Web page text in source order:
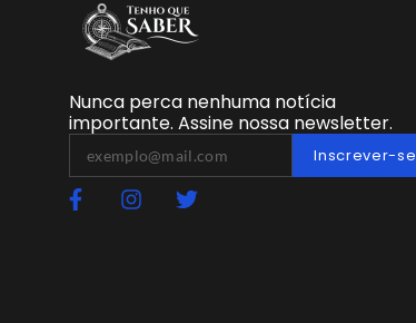
Nunca perca nenhuma notícia
importante. Assine nossa newsletter.
Inscrever-se